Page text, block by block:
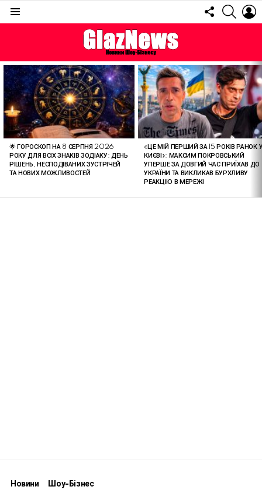
FOLLOW
US
ОСТАННІ
СТАТТІ
🌟 ГОРОСКОП НА 8 СЕРПНЯ 2026
РОКУ ДЛЯ ВСІХ ЗНАКІВ ЗОДІАКУ: ДЕНЬ
РІШЕНЬ, НЕСПОДІВАНИХ ЗУСТРІЧЕЙ
ТА НОВИХ МОЖЛИВОСТЕЙ
«ЦЕ МІЙ ПЕРШИЙ ЗА 15 РОКІВ РАНОК
КИЄВІ»: МАКСИМ ПОКРОВСЬКИЙ
УПЕРШЕ ЗА ДОВГИЙ ЧАС ПРИЇХАВ ДО
УКРАЇНИ ТА ВИКЛИКАВ БУРХЛИВУ
РЕАКЦІЮ В МЕРЕЖІ
Новини Шоу-Бізнес